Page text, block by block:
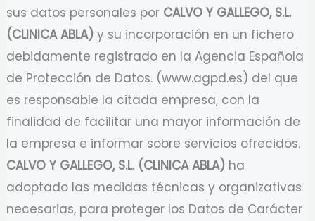
sus datos personales por CALVO Y GALLEGO, S.L.
(CLINICA ABLA) y su incorporación en un fichero
debidamente registrado en la Agencia Española
de Protección de Datos. (www.agpd.es) del que
es responsable la citada empresa, con la
finalidad de facilitar una mayor información de
la empresa e informar sobre servicios ofrecidos.
CALVO Y GALLEGO, S.L. (CLINICA ABLA) ha
adoptado las medidas técnicas y organizativas
necesarias, para proteger los Datos de Carácter